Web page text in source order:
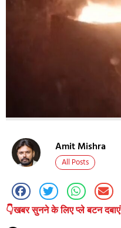
Amit Mishra
All Posts
👇खबर सुनने के लिए प्ले बटन दबाएं